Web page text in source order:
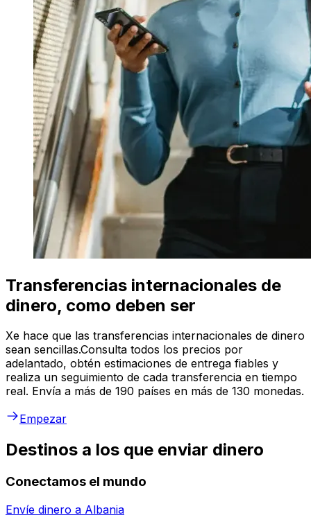
Transferencias internacionales de
dinero, como deben ser
Xe hace que las transferencias internacionales de dinero
sean sencillas.Consulta todos los precios por
adelantado, obtén estimaciones de entrega fiables y
realiza un seguimiento de cada transferencia en tiempo
real. Envía a más de 190 países en más de 130 monedas.
Empezar
Destinos a los que enviar dinero
Conectamos el mundo
Envíe dinero a Albania